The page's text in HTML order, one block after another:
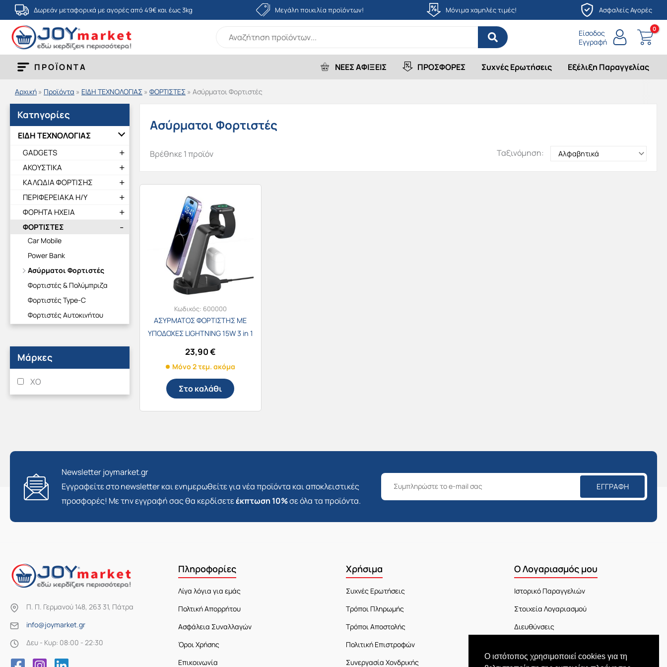
Ο ιστότοπος χρησιμοποιεί cookies για τη
Μετάβαση
στο
περιεχόμενο
Δωρεάν μεταφορικά με αγορές από 49€ και έως 3kg Μεγάλη ποικιλία προϊόντων! Μόνιμα χαμηλές τιμές! Ασφαλείς Αγορές
Είσοδος
Εγγραφή
ΠΡΟΪΟΝΤΑ ΝΕΕΣ ΑΦΙΞΕΙΣ ΠΡΟΣΦΟΡΕΣ Συχνές Ερωτήσεις Εξέλιξη Παραγγελίας
Αρχική » Προϊόντα » ΕΙΔΗ ΤΕΧΝΟΛΟΓΙΑΣ » ΦΟΡΤΙΣΤΕΣ » Ασύρματοι Φορτιστές
Κατηγορίες
ΕΙΔΗ ΤΕΧΝΟΛΟΓΙΑΣ
GADGETS
ΑΚΟΥΣΤΙΚΑ
ΚΑΛΩΔΙΑ ΦΟΡΤΙΣΗΣ
ΠΕΡΙΦΕΡΕΙΑΚΑ Η/Υ
ΦΟΡΗΤΑ ΗΧΕΙΑ
ΦΟΡΤΙΣΤΕΣ
Car Mobile
Power Bank
Ασύρματοι Φορτιστές
Φορτιστές & Πολύμπριζα
Φορτιστές Type-C
Φορτιστές Αυτοκινήτου
Μάρκες
XO
Ασύρματοι Φορτιστές
Βρέθηκε 1 προϊόν Ταξινόμηση:
Κωδικός: 600000
ΑΣΥΡΜΑΤΟΣ ΦΟΡΤΙΣΤΗΣ ΜΕ
ΥΠΟΔΟΧΕΣ LIGHTNING 15W 3 in 1
23,90€
Μόνο 2 τεμ. ακόμα
Στο καλάθι
Newsletter joymarket.gr
Εγγραφείτε στο newsletter και ενημερωθείτε για νέα προϊόντα και αποκλειστικές
προσφορές! Με την εγγραφή σας θα κερδίσετεέκπτωση 10%σε όλα τα προϊόντα.
ΕΓΓΡΑΦΉ
Π. Π. Γερμανού 148, 263 31, Πάτρα
info@joymarket.gr
Δευ - Κυρ: 08:00 - 22:30
Πληροφορίες
Λίγα λόγια για εμάς
Πολτική Απορρήτου
Ασφάλεια Συναλλαγών
Όροι Χρήσης
Επικοινωνία
Χρήσιμα
Συχνές Ερωτήσεις
Τρόποι Πληρωμής
Τρόποι Αποστολής
Πολιτική Επιστροφών
Συνεργασία Χονδρικής
Ο Λογαριασμός μου
Ιστορικό Παραγγελιών
Στοιχεία Λογαριασμού
Διευθύνσεις
Εξέλιξη Παραγγελίας